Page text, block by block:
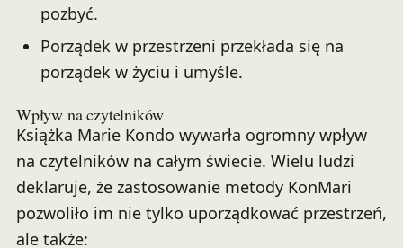
pozbyć.
Porządek w przestrzeni przekłada się na
porządek w życiu i umyśle.
Wpływ na czytelników
Książka Marie Kondo wywarła ogromny wpływ
na czytelników na całym świecie. Wielu ludzi
deklaruje, że zastosowanie metody KonMari
pozwoliło im nie tylko uporządkować przestrzeń,
ale także: